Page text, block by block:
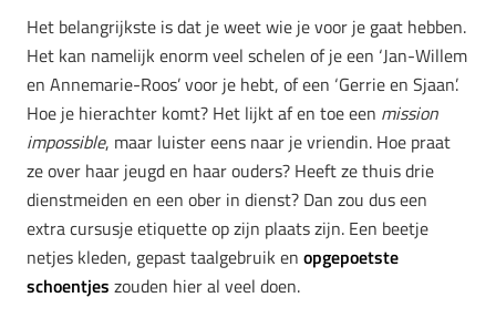
Het belangrijkste is dat je weet wie je voor je gaat hebben.
Het kan namelijk enorm veel schelen of je een ‘Jan-Willem
en Annemarie-Roos’ voor je hebt, of een ‘Gerrie en Sjaan’.
Hoe je hierachter komt? Het lijkt af en toe een mission
impossible, maar luister eens naar je vriendin. Hoe praat
ze over haar jeugd en haar ouders? Heeft ze thuis drie
dienstmeiden en een ober in dienst? Dan zou dus een
extra cursusje etiquette op zijn plaats zijn. Een beetje
netjes kleden, gepast taalgebruik en opgepoetste
schoentjes zouden hier al veel doen.